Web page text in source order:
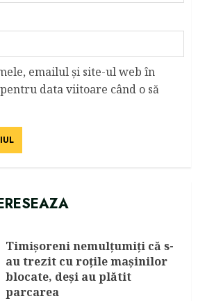
emailul și site-ul web în
data viitoare când o să
Timişoreni nemulţumiţi că s-
au trezit cu roţile maşinilor
blocate, deşi au plătit
parcarea